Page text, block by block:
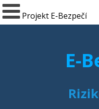
Projekt E-Bezpečí
E-